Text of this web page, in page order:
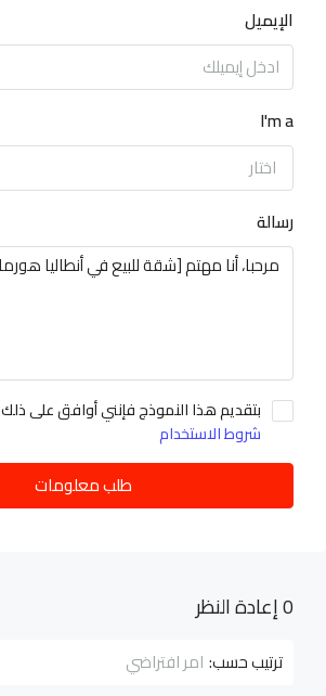
الإيميل
I'm a
اختار
رسالة
بتقديم هذا النموذج فإنني أوافق على ذلك
شروط الاستخدام
طلب معلومات
0 إعادة النظر
ترتيب حسب: امر افتراضي